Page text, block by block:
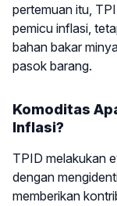
pertemuan itu,
pemicu inflasi,
bahan bakar
pasok barang.
Komoditas
Inflasi?
TPID melakukan
dengan
memberikan